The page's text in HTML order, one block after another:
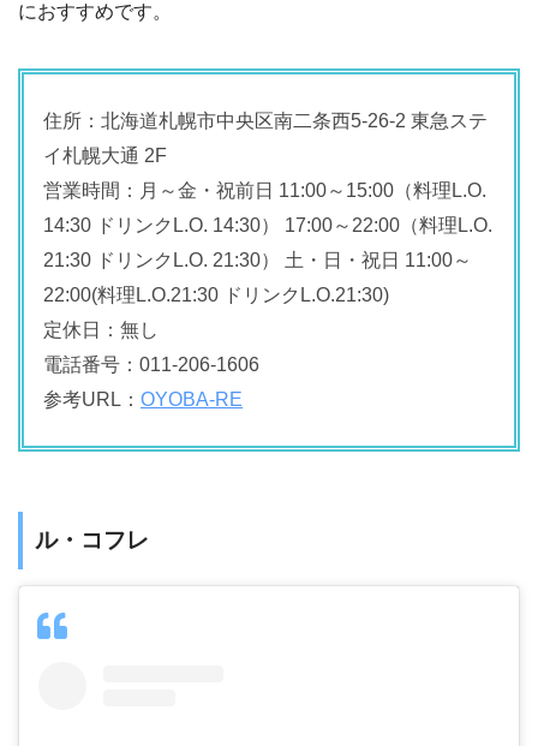
におすすめです。
住所：北海道札幌市中央区南二条西5-26-2 東急ステ
イ札幌大通 2F
営業時間：月～金・祝前日 11:00～15:00（料理L.O.
14:30 ドリンクL.O. 14:30） 17:00～22:00（料理L.O.
21:30 ドリンクL.O. 21:30） 土・日・祝日 11:00～
22:00(料理L.O.21:30 ドリンクL.O.21:30)
定休日：無し
電話番号：011-206-1606
参考URL： OYOBA-RE
ル・コフレ